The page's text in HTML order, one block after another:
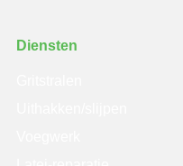
Diensten